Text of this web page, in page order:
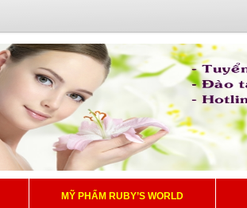
MỸ PHẨM RUBY’S WORLD